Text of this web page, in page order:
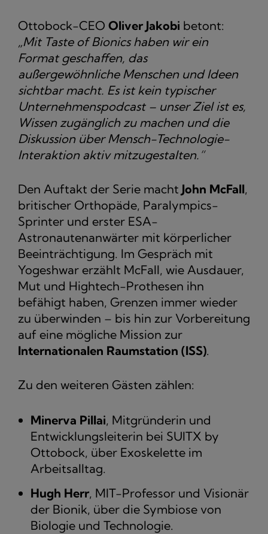
Ottobock-CEO Oliver Jakobi betont:
„Mit Taste of Bionics haben wir ein
Format geschaffen, das
außergewöhnliche Menschen und Ideen
sichtbar macht. Es ist kein typischer
Unternehmenspodcast – unser Ziel ist es,
Wissen zugänglich zu machen und die
Diskussion über Mensch-Technologie-
Interaktion aktiv mitzugestalten.“
Den Auftakt der Serie macht John McFall,
britischer Orthopäde, Paralympics-
Sprinter und erster ESA-
Astronautenanwärter mit körperlicher
Beeinträchtigung. Im Gespräch mit
Yogeshwar erzählt McFall, wie Ausdauer,
Mut und Hightech-Prothesen ihn
befähigt haben, Grenzen immer wieder
zu überwinden – bis hin zur Vorbereitung
auf eine mögliche Mission zur
Internationalen Raumstation (ISS).
Zu den weiteren Gästen zählen:
Minerva Pillai, Mitgründerin und
Entwicklungsleiterin bei SUITX by
Ottobock, über Exoskelette im
Arbeitsalltag.
Hugh Herr, MIT-Professor und Visionär
der Bionik, über die Symbiose von
Biologie und Technologie.